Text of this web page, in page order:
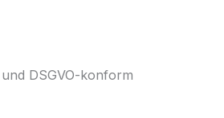
DSGVO-konform